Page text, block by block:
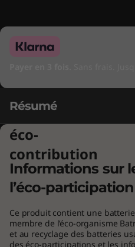
Résumé
performances avec
Les processeurs Intel®
architecture hybride
d'une technologie de
d'aller au-delà du
éco-
contribution
Informations sur
l’éco-
Ce produit contient une
membre de l’éco-organisme
et au recyclage des batteries
des éco-participations et les